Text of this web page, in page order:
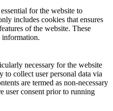
for the website to
includes cookies that ensures
of the website. These
information.
necessary for the website
to collect user personal data via
are termed as non-necessary
user consent prior to running